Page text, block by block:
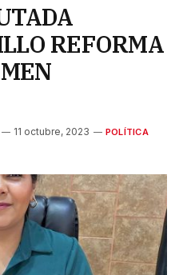
REFORMA
11 octubre, 2023 POLÍTICA